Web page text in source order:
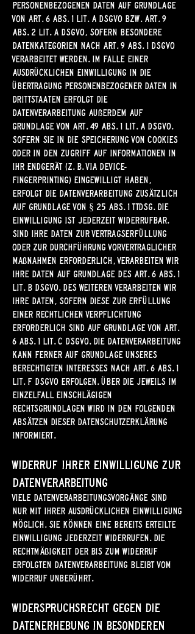
personenbezogenen Daten auf Grundlage
von Art. 6 Abs. 1 lit. a DSGVO bzw. Art. 9
Abs. 2 lit. a DSGVO, sofern besondere
Datenkategorien nach Art. 9 Abs. 1 DSGVO
verarbeitet werden. Im Falle einer
ausdrücklichen Einwilligung in die
Übertragung personenbezogener Daten in
Drittstaaten erfolgt die
Datenverarbeitung außerdem auf
Grundlage von Art. 49 Abs. 1 lit. a DSGVO.
Sofern Sie in die Speicherung von Cookies
oder in den Zugriff auf Informationen in
Ihr Endgerät (z. B. via Device-
Fingerprinting) eingewilligt haben,
erfolgt die Datenverarbeitung zusätzlich
auf Grundlage von § 25 Abs. 1 TTDSG. Die
Einwilligung ist jederzeit widerrufbar.
Sind Ihre Daten zur Vertragserfüllung
oder zur Durchführung vorvertraglicher
Maßnahmen erforderlich, verarbeiten wir
Ihre Daten auf Grundlage des Art. 6 Abs. 1
lit. b DSGVO. Des Weiteren verarbeiten wir
Ihre Daten, sofern diese zur Erfüllung
einer rechtlichen Verpflichtung
erforderlich sind auf Grundlage von Art.
6 Abs. 1 lit. c DSGVO. Die Datenverarbeitung
kann ferner auf Grundlage unseres
berechtigten Interesses nach Art. 6 Abs. 1
lit. f DSGVO erfolgen. Über die jeweils im
Einzelfall einschlägigen
Rechtsgrundlagen wird in den folgenden
Absätzen dieser Datenschutzerklärung
informiert.
Widerruf Ihrer Einwilligung zur
Datenverarbeitung
Viele Datenverarbeitungsvorgänge sind
nur mit Ihrer ausdrücklichen Einwilligung
möglich. Sie können eine bereits erteilte
Einwilligung jederzeit widerrufen. Die
Rechtmäßigkeit der bis zum Widerruf
erfolgten Datenverarbeitung bleibt vom
Widerruf unberührt.
Widerspruchsrecht gegen die
Datenerhebung in besonderen